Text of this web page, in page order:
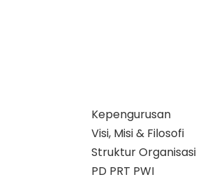
Kepengurusan
Visi, Misi & Filosofi
Struktur Organisasi
PD PRT PWI